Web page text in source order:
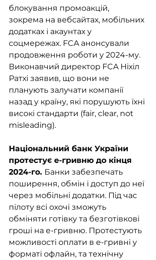
блокування промоакцій,
зокрема на вебсайтах, мобільних
додатках і акаунтах у
соцмережах. FCA анонсували
продовження роботи у 2024-му.
Виконавчий директор FCA Ніхіл
Ратхі заявив, що вони не
планують залучати компанії
назад у країну, які порушують їхні
високі стандарти (fair, clear, not
misleading).
Національний банк України
протестує е-гривню до кінця
2024-го. Банки забезпечать
поширення, обмін і доступ до неї
через мобільні додатки. Під час
пілоту всі охочі зможуть
обміняти готівку та безготівкові
гроші на e-гривню. Протестують
можливості оплати в е-гривні у
форматі офлайн, та технічну